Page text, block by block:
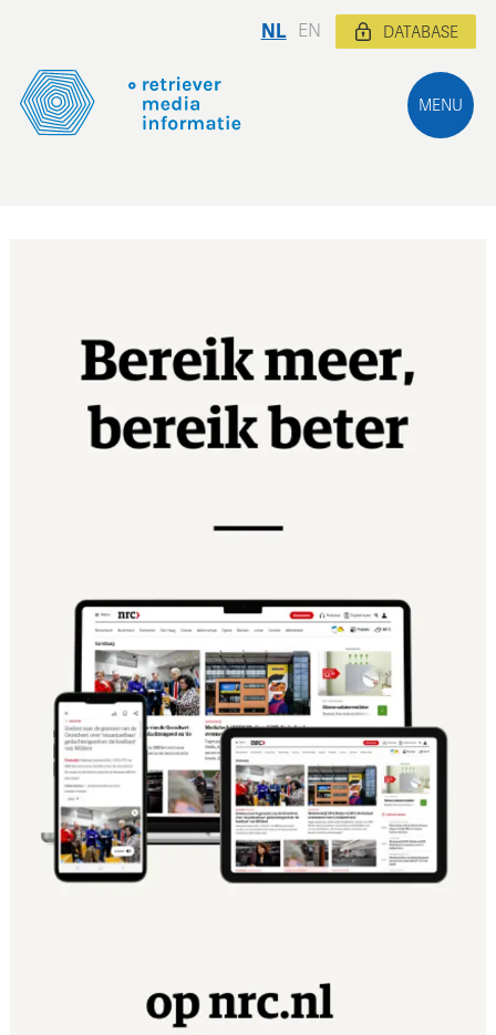
MENU
NL EN DATABASE